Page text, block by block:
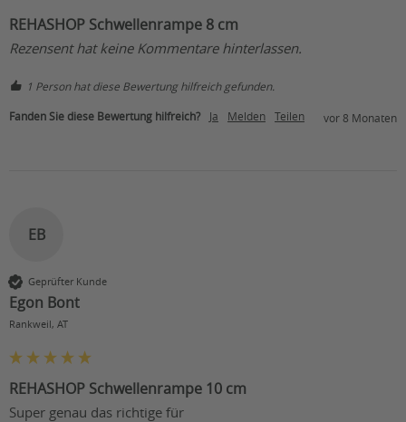
REHASHOP Schwellenrampe 8 cm
Rezensent hat keine Kommentare hinterlassen.
1 Person hat diese Bewertung hilfreich gefunden.
Fanden Sie diese Bewertung hilfreich? Ja Melden Teilen vor 8 Monaten
EB
Geprüfter Kunde
Egon Bont
Rankweil, AT
REHASHOP Schwellenrampe 10 cm
Super genau das richtige für